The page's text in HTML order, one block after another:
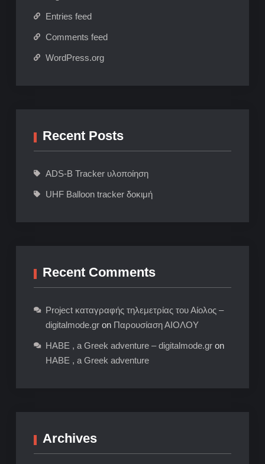
Entries feed
Comments feed
WordPress.org
Recent Posts
ADS-B Tracker υλοποίηση
UHF Balloon tracker δοκιμή
Recent Comments
Project καταγραφής τηλεμετρίας του Αίολος –
digitalmode.gron Παρουσίαση ΑΙΟΛΟΥ
HABE , a Greek adventure – digitalmode.gron
HABE , a Greek adventure
Archives